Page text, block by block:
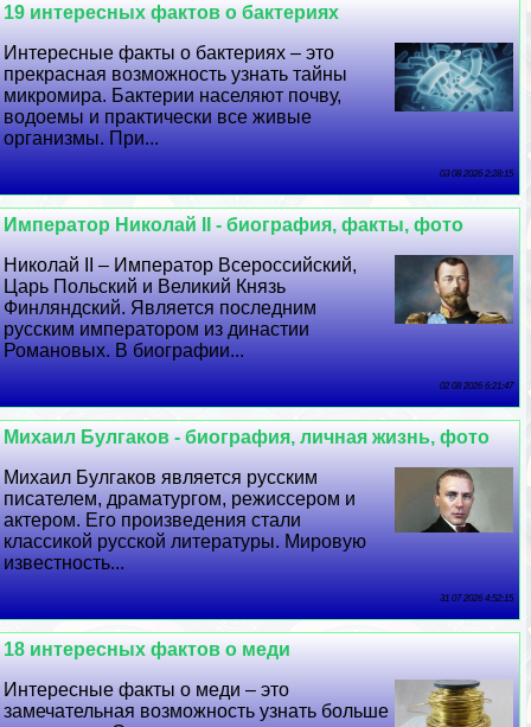
19 интересных фактов о бактериях
Интересные факты о бактериях – это
прекрасная возможность узнать тайны
микромира. Бактерии населяют почву,
водоемы и пpaктически все живые
организмы. При...
03 08 2026 2:28:15
Император Николай II - биография, факты, фото
Николай II – Император Всероссийский,
Царь Польский и Великий Князь
Финляндский. Является последним
русским императором из династии
Романовых. В биографии...
02 08 2026 6:21:47
Михаил Булгаков - биография, личная жизнь, фото
Михаил Булгаков является русским
писателем, драматургом, режиссером и
актером. Его произведения стали
классикой русской литературы. Мировую
известность...
31 07 2026 4:52:15
18 интересных фактов о меди
Интересные факты о меди – это
замечательная возможность узнать больше